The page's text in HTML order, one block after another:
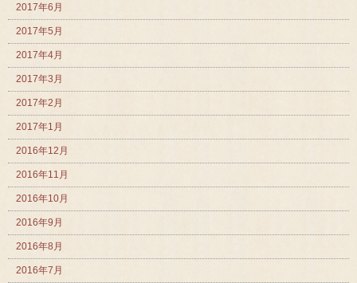
2017年6月
2017年5月
2017年4月
2017年3月
2017年2月
2017年1月
2016年12月
2016年11月
2016年10月
2016年9月
2016年8月
2016年7月